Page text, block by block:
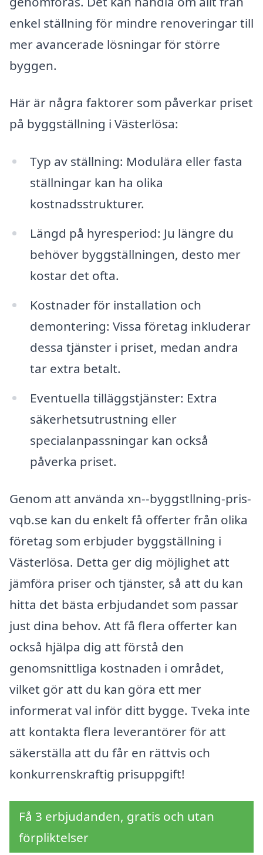
enkel ställning för mindre renoveringar till
mer avancerade lösningar för större
byggen.
Här är några faktorer som påverkar priset
på byggställning i Västerlösa:
Typ av ställning: Modulära eller fasta
ställningar kan ha olika
kostnadsstrukturer.
Längd på hyresperiod: Ju längre du
behöver byggställningen, desto mer
kostar det ofta.
Kostnader för installation och
demontering: Vissa företag inkluderar
dessa tjänster i priset, medan andra
tar extra betalt.
Eventuella tilläggstjänster: Extra
säkerhetsutrustning eller
specialanpassningar kan också
påverka priset.
Genom att använda xn--byggstllning-pris-
vqb.se kan du enkelt få offerter från olika
företag som erbjuder byggställning i
Västerlösa. Detta ger dig möjlighet att
jämföra priser och tjänster, så att du kan
hitta det bästa erbjudandet som passar
just dina behov. Att få flera offerter kan
också hjälpa dig att förstå den
genomsnittliga kostnaden i området,
vilket gör att du kan göra ett mer
informerat val inför ditt bygge. Tveka inte
att kontakta flera leverantörer för att
säkerställa att du får en rättvis och
konkurrenskraftig prisuppgift!
Få 3 erbjudanden, gratis och utan
förpliktelser